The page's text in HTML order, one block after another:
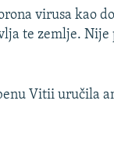
virusa kao
te zemlje.
Vitii uručila